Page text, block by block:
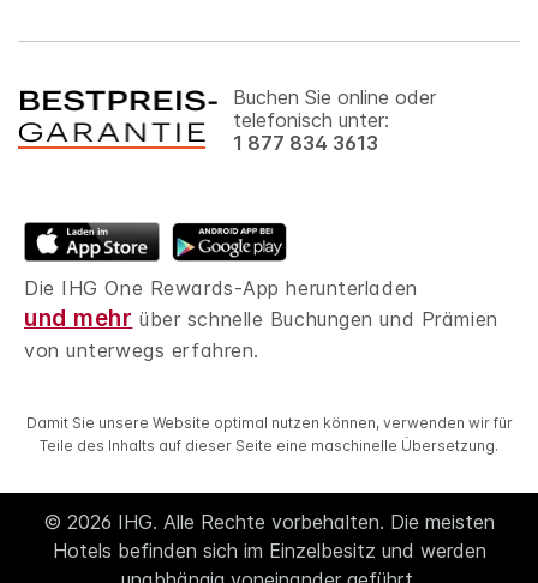
Buchen Sie online oder
telefonisch unter:
1 877 834 3613
Die IHG One Rewards-App herunterladen
und mehr über schnelle Buchungen und Prämien
von unterwegs erfahren.
Damit Sie unsere Website optimal nutzen können, verwenden wir für
Teile des Inhalts auf dieser Seite eine maschinelle Übersetzung.
© 2026 IHG. Alle Rechte vorbehalten. Die meisten
Hotels befinden sich im Einzelbesitz und werden